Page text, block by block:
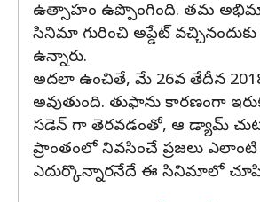
ఉత్సాహం ఉప్పొంగింది. తమ
సినిమా గురించి అప్డేట్
ఉన్నారు.
అదలా ఉంచితే, మే 26వ తేదీన
అవుతుంది. తుఫాను కారణంగా
సడెన్ గా తెరవడంతో, ఆ డ్యామ్
ప్రాంతంలో నివసించే ప్రజలు ఎలాంటి
ఎదుర్కొన్నారనేదే ఈ సినిమాలో